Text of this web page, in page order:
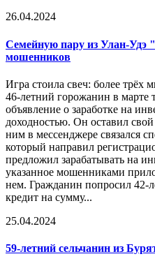
26.04.2024
Семейную пару из Улан-Удэ
мошенников
Игра стоила свеч: более трёх
46-летний горожанин в марте
объявление о заработке на
доходностью. Он оставил
ним в мессенджере связался
который направил
предложил зарабатывать на
указанное мошенниками
нем. Гражданин попросил 42-
кредит на сумму...
25.04.2024
59-летний сельчанин из